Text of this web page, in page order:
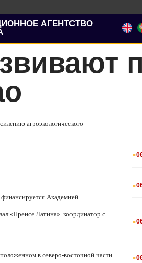
АГЕНТСТВО
агроэкологического
Академией
«Пренсе Латина» координатор с
в северо-восточной части
.
.
.
.